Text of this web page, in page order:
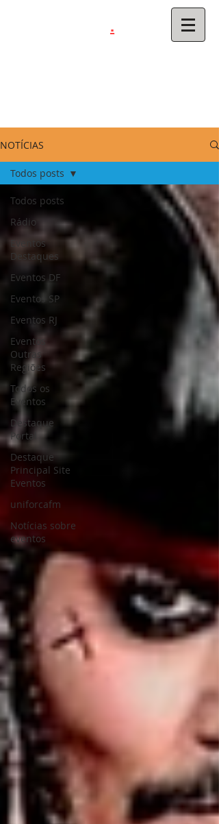
.
NOTÍCIAS
Todos posts
Rádio
Eventos
Destaques
Eventos DF
Eventos SP
Eventos RJ
Eventos
Outras
Regiões
Todos os
Eventos
Destaque
Portal
Destaque
Principal Site
Eventos
uniforcafm
Notícias sobre
eventos
Todos posts